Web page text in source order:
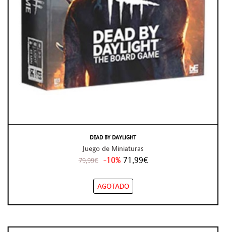
DEAD BY DAYLIGHT
Juego de Miniaturas
79,99€ -10% 71,99€
AGOTADO